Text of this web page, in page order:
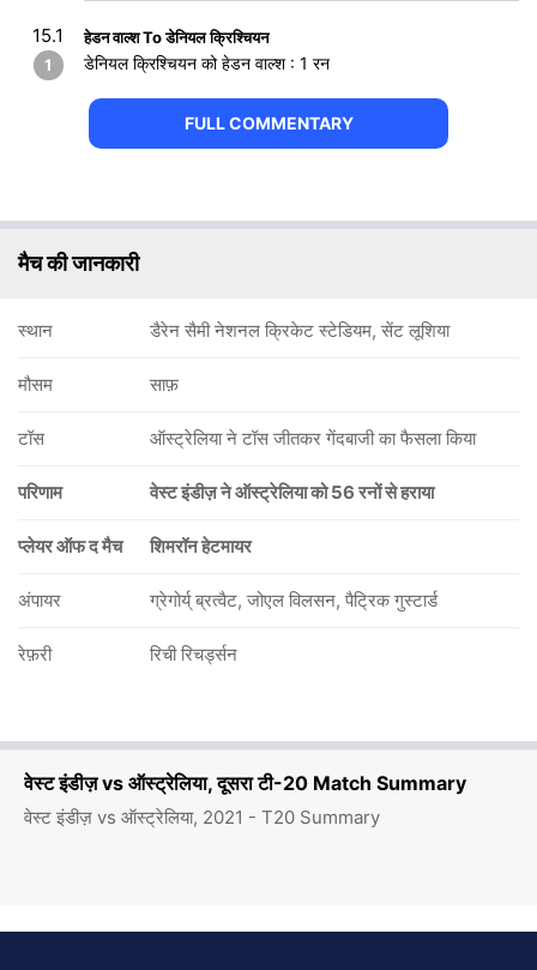
वेस्ट इंडीज़ vs ऑस्ट्रेलिया, दूसरा टी-20 Match Summary
वेस्ट इंडीज़ vs ऑस्ट्रेलिया, 2021 - T20 Summary
15.1
1
हेडन वाल्श To डेनियल क्रिश्चियन
डेनियल क्रिश्चियन को हेडन वाल्श : 1 रन
FULL COMMENTARY
मैच की जानकारी
स्थान डैरेन सैमी नेशनल क्रिकेट स्टेडियम, सेंट लूशिया
मौसम साफ़
टॉस ऑस्ट्रेलिया ने टॉस जीतकर गेंदबाजी का फैसला किया
परिणाम वेस्ट इंडीज़ ने ऑस्ट्रेलिया को 56 रनों से हराया
प्लेयर ऑफ द मैच शिमरॉन हेटमायर
अंपायर ग्रेगोर्य् ब्रत्वैट, जोएल विलसन, पैट्रिक गुस्टार्ड
रेफ़री रिची रिचर्ड्सन